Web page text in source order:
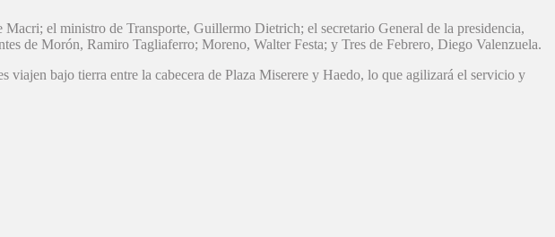
el ministro de Transporte, Guillermo Dietrich; el secretario General de la presidencia,
de Morón, Ramiro Tagliaferro; Moreno, Walter Festa; y Tres de Febrero, Diego Valenzuela.
bajo tierra entre la cabecera de Plaza Miserere y Haedo, lo que agilizará el servicio y